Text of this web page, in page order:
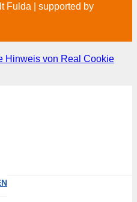
Fulda | supported by
Hinweis von Real Cookie